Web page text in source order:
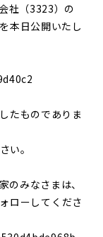
社（3323）の
本日公開いたし
たものでありま
い。
みなさまは、
ローしてくださ